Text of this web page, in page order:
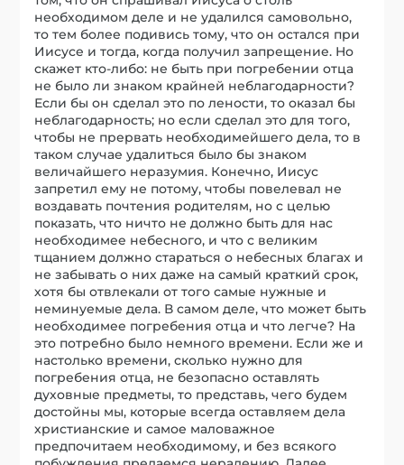
необходимом деле и не удалился самовольно,
то тем более подивись тому, что он остался при
Иисусе и тогда, когда получил запрещение. Но
скажет кто-либо: не быть при погребении отца
не было ли знаком крайней неблагодарности?
Если бы он сделал это по лености, то оказал бы
неблагодарность; но если сделал это для того,
чтобы не прервать необходимейшего дела, то в
таком случае удалиться было бы знаком
величайшего неразумия. Конечно, Иисус
запретил ему не потому, чтобы повелевал не
воздавать почтения родителям, но с целью
показать, что ничто не должно быть для нас
необходимее небесного, и что с великим
тщанием должно стараться о небесных благах и
не забывать о них даже на самый краткий срок,
хотя бы отвлекали от того самые нужные и
неминуемые дела. В самом деле, что может быть
необходимее погребения отца и что легче? На
это потребно было немного времени. Если же и
настолько времени, сколько нужно для
погребения отца, не безопасно оставлять
духовные предметы, то представь, чего будем
достойны мы, которые всегда оставляем дела
христианские и самое маловажное
предпочитаем необходимому, и без всякого